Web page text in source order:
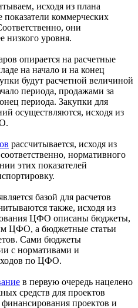
исходя из плана
коммерческих
они
низкого уровня.
опирается на расчетные
на начало и на конец
будут расчетной величиной
периода, продажами за
периода. Закупки для
осуществляются, исходя из
рассчитывается, исходя из
нормативного
этих показателей
базой для расчетов
также, исходя из
ЦФО описаны бюджеты,
ЦФО, а бюджетные статьи
Сами бюджеты
с нормативами и
по ЦФО.
в первую очередь нацелено
средств для проектов
проектов и